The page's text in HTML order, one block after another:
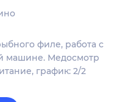
филе, работа с
машине. Медосмотр
график: 2/2